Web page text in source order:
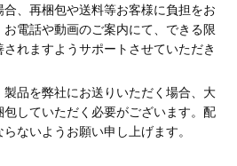
、再梱包や送料等お客様に負担をお
電話や動画のご案内にて、できる限
れますようサポートさせていただき
品を弊社にお送りいただく場合、大
していただく必要がございます。配
ないようお願い申し上げます。